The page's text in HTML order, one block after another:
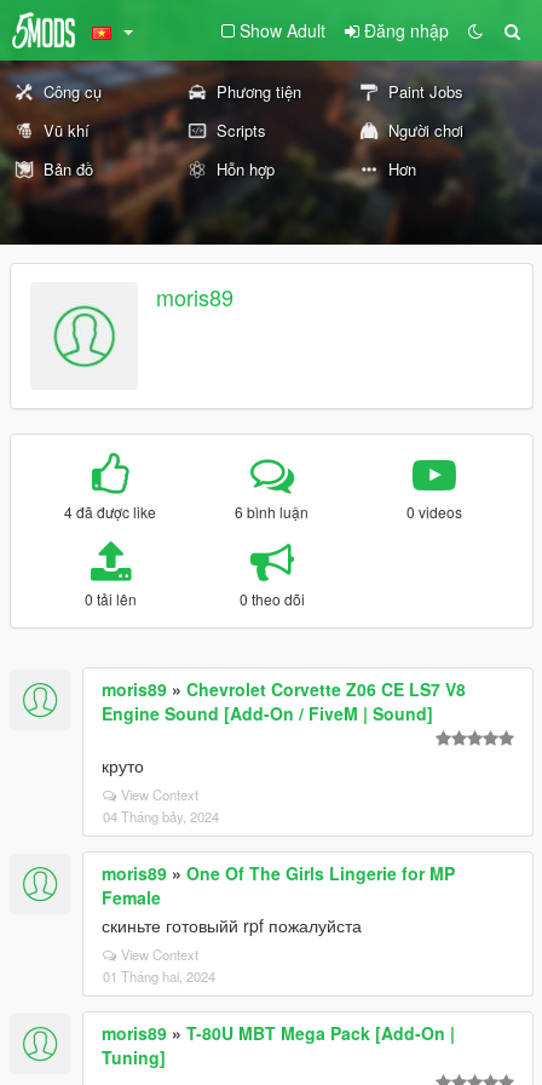
Show Adult Đăng nhập
Công cụ Phương tiện
Paint Jobs
Vũ khí
Scripts
Người chơi
Bản đồ
Hỗn hợp Hơn
moris89
4 đã được like 6 bình luận 0 videos
0 tải lên 0 theo dõi
moris89 » Chevrolet Corvette Z06 CE LS7 V8
Engine Sound [Add-On / FiveM | Sound]
круто
View Context
04 Tháng bảy, 2024
moris89 » One Of The Girls Lingerie for MP
Female
скиньте готовыйй rpf пожалуйста
View Context
01 Tháng hai, 2024
moris89 » T-80U MBT Mega Pack [Add-On |
Tuning]